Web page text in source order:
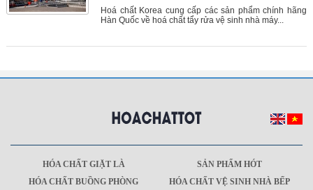
Hoá chất Korea cung cấp các sản phẩm chính hãng
Hàn Quốc về hoá chất tẩy rửa vệ sinh nhà máy...
HÓA CHẤT GIẶT LÀ
SẢN PHẨM HÓT
HÓA CHẤT BUỒNG PHÒNG
HÓA CHẤT VỆ SINH NHÀ BẾP